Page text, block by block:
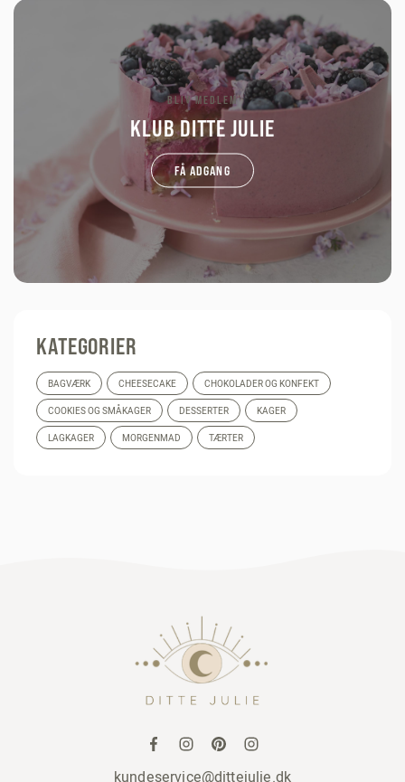
BLIV MEDLEM
KLUB DITTE JULIE
FÅ ADGANG
KATEGORIER
BAGVÆRK CHEESECAKE CHOKOLADER OG KONFEKT
COOKIES OG SMÅKAGER DESSERTER KAGER
LAGKAGER MORGENMAD TÆRTER
kundeservice@dittejulie.dk